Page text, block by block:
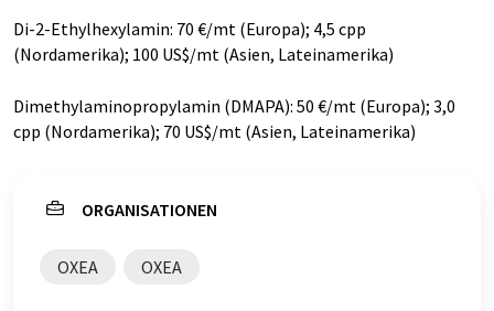
Di-2-Ethylhexylamin: 70 €/mt (Europa); 4,5 cpp
(Nordamerika); 100 US$/mt (Asien, Lateinamerika)
Dimethylaminopropylamin (DMAPA): 50 €/mt (Europa); 3,0
cpp (Nordamerika); 70 US$/mt (Asien, Lateinamerika)
ORGANISATIONEN
OXEA OXEA